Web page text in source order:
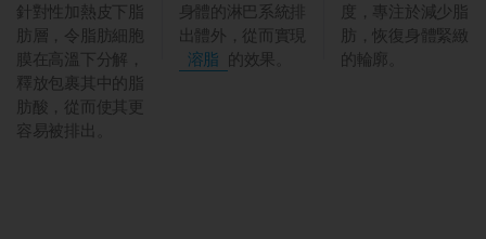
針對性加熱皮下脂
肪層，令脂肪細胞
膜在高溫下分解，
釋放包裹其中的脂
肪酸，從而使其更
容易被排出。
身體的淋巴系統排
出體外，從而實現
溶脂 的效果。
度，專注於減少脂
肪，恢復身體緊緻
的輪廓。